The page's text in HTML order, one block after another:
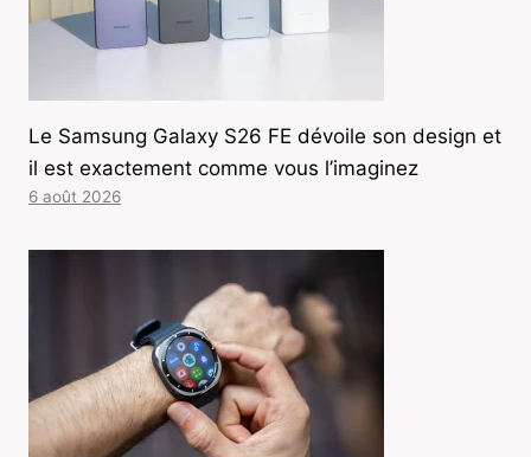
Le Samsung Galaxy S26 FE dévoile son design et
il est exactement comme vous l’imaginez
6 août 2026